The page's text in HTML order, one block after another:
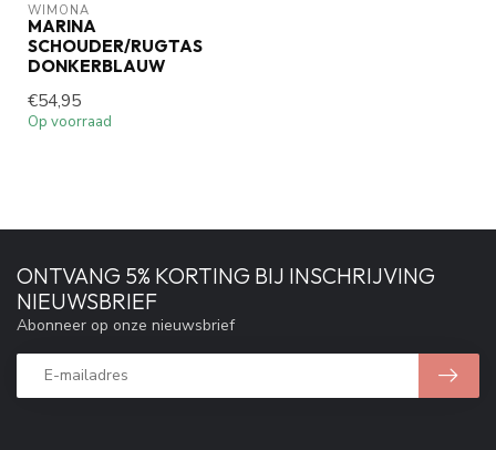
WIMONA
MARINA
SCHOUDER/RUGTAS
DONKERBLAUW
€54,95
Op voorraad
ONTVANG 5% KORTING BIJ INSCHRIJVING
NIEUWSBRIEF
Abonneer op onze nieuwsbrief